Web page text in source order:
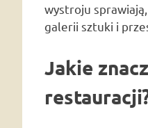
wystroju
galerii sztuki i
Jakie